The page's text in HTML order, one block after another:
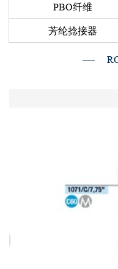
PBO纤维
芳纶捻接器